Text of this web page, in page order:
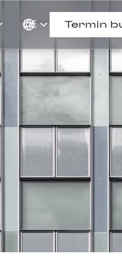
DE Termin